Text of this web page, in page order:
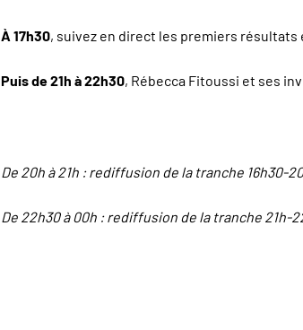
À 17h30, suivez en direct les premiers résultats
Puis de 21h à 22h30, Rébecca Fitoussi et ses
De 20h à 21h : rediffusion de la tranche 16h30-
De 22h30 à 00h : rediffusion de la tranche 21h-